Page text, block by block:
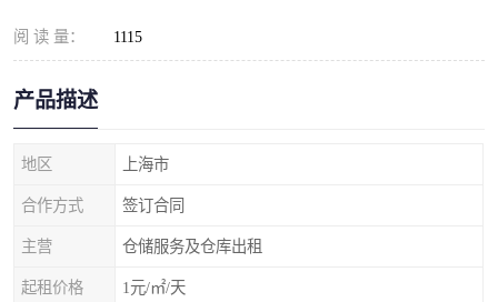
阅 读 量： 1115
产品描述
地区 上海市
合作方式 签订合同
主营 仓储服务及仓库出租
起租价格 1元/㎡/天